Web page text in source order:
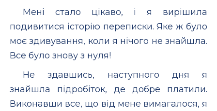
Мені стало цікаво, і я вирішила
подивитися історію переписки. Яке ж було
моє здивування, коли я нічого не знайшла.
Все було знову з нуля!
Не здавшись, наступного дня я
знайшла підробіток, де добре платили.
Виконавши все, що від мене вимагалося, я